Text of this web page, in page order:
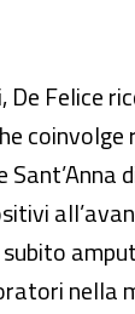
Felice
nella